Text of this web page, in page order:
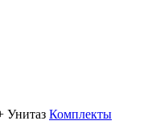
Комплекты